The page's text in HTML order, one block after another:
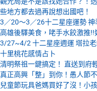
些地方都去過再說想出國吧！
3／20～3／26十二星座運勢 神
高雄後驛美食，咾手水餃激推
3/27~4/2 十二星座週運 塔拉
十里桃花感情占卜
清明祭祖一鍵搞定！ 直送到府
真正高興「整」到你！愚人節
兒童節玩具爸媽買好了沒！小